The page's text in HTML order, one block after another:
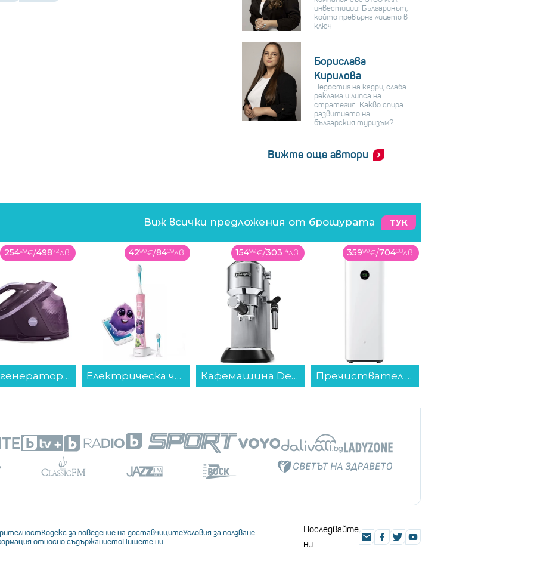
инвестиции: Българинът,
който превърна лицето в
ключ
Борислава
Кирилова
Недостиг на кадри, слаба
реклама и липса на
стратегия: Какво спира
развитието на
българския туризъм?
Вижте още автори
Виж всички предложения от брошурата ТУК
25499€/49872лв.
Парогенератор Philips PSG7200/30...
4299€/8409лв.
Електрическа четка за зъби Philips HX6352/42 Sonicare...
15499€/30314лв.
Кафемашина DeLonghi EC685.M DEDICA...
35999€/70408лв.
Пречиствател Xiaomi BHR08XEEU Mijia Smart Air Purifier Max , CADR за частици: 1006,5 м?/ч...
Кодекс за поведение на доставчицитеУсловия за ползване
относно съдържаниетоПишете ни
Последвайте
ни